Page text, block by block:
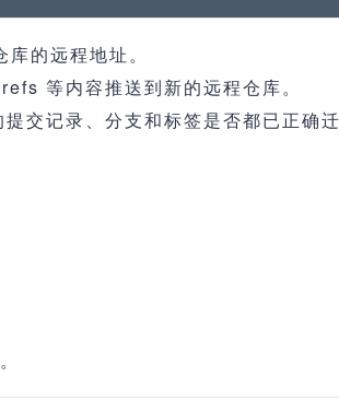
库的远程地址。
等内容推送到新的远程仓库。
交记录、分支和标签是否都已正确